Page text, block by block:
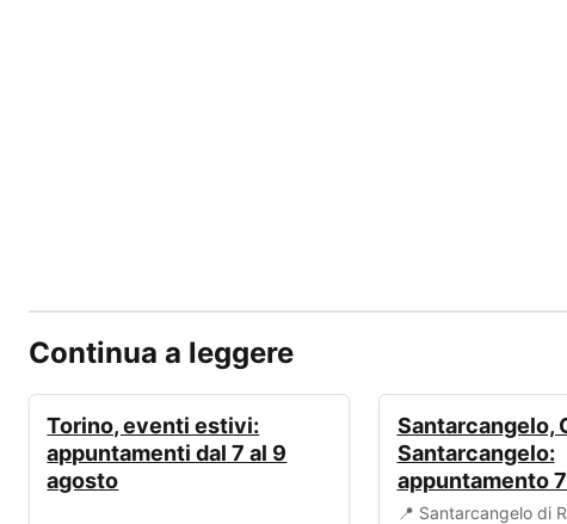
Continua a leggere
Torino, eventi estivi:
appuntamenti dal 7 al 9
agosto
Santarcangelo,
Santarcangelo:
appuntamento
📍 Santarcangelo di